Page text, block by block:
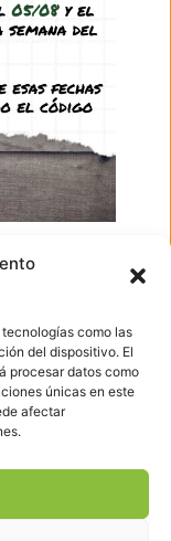
como las
del dispositivo. El
procesar datos como
únicas en este
afectar
Ir arriba
realizado por